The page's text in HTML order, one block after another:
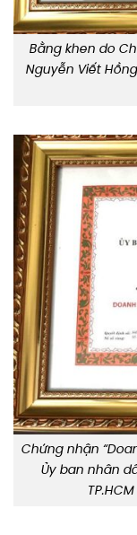
Bằng khen do
Nguyễn Viết
Chứng nhận
Ủy ban nhân